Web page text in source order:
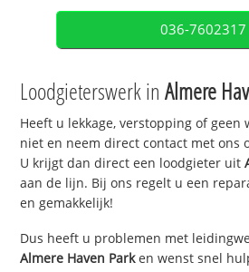
036-7602317
Loodgieterswerk inAlmere
Heeft u lekkage, verstopping of geen
niet en neem direct contact met ons
U krijgt dan direct een loodgieter uit
aan de lijn. Bij ons regelt u een
en gemakkelijk!
Dus heeft u problemen met
Almere Haven Parken wenst snel